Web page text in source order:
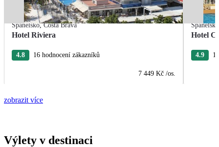
Španělsko,Costa Brava
Hotel Riviera
4.8 16 hodnocení zákazníků
7 449 Kč /os.
Španělsko
Hotel
4.9
zobrazit více
Výlety v destinaci